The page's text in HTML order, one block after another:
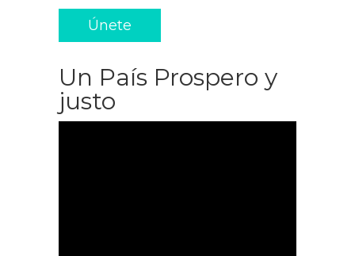
Únete
Un País Prospero y
justo